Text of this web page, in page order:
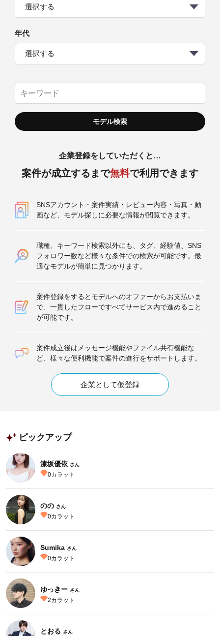
選択する
年代
選択する
企業登録をしていただくと…
案件が成立するまで無料で利用できます
SNSアカウント・案件実績・レビュー内容・写真・動
画など、モデル探しに必要な情報が閲覧できます。
職種、キーワード検索以外にも、タグ、経験値、SNS
フォロワー数など様々な条件での検索が可能です。最
適なモデルが簡単に見つかります。
案件登録をするとモデルへのオファーからお支払いま
で、一貫したフローですべてサービス内で進めること
が可能です。
案件成立後はメッセージ機能やファイル共有機能な
ど、様々な便利機能で案件の進行をサポートします。
企業として仮登録
ピックアップ
漆坂優依 さん
0カラット
のの さん
0カラット
Sumika さん
0カラット
ゆっきー さん
2カラット
とおる さん